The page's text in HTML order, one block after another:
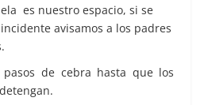
es nuestro espacio, si se
avisamos a los padres
pasos de cebra hasta que los